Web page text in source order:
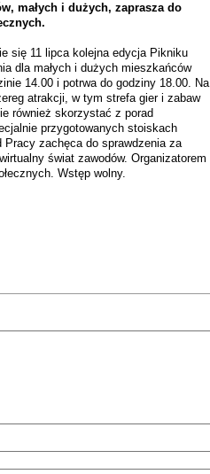
małych i dużych, zaprasza do
się 11 lipca kolejna edycja Pikniku
dla małych i dużych mieszkańców
14.00 i potrwa do godziny 18.00. Na
atrakcji, w tym strefa gier i zabaw
również skorzystać z porad
przygotowanych stoiskach
zachęca do sprawdzenia za
świat zawodów. Organizatorem
Wstęp wolny.